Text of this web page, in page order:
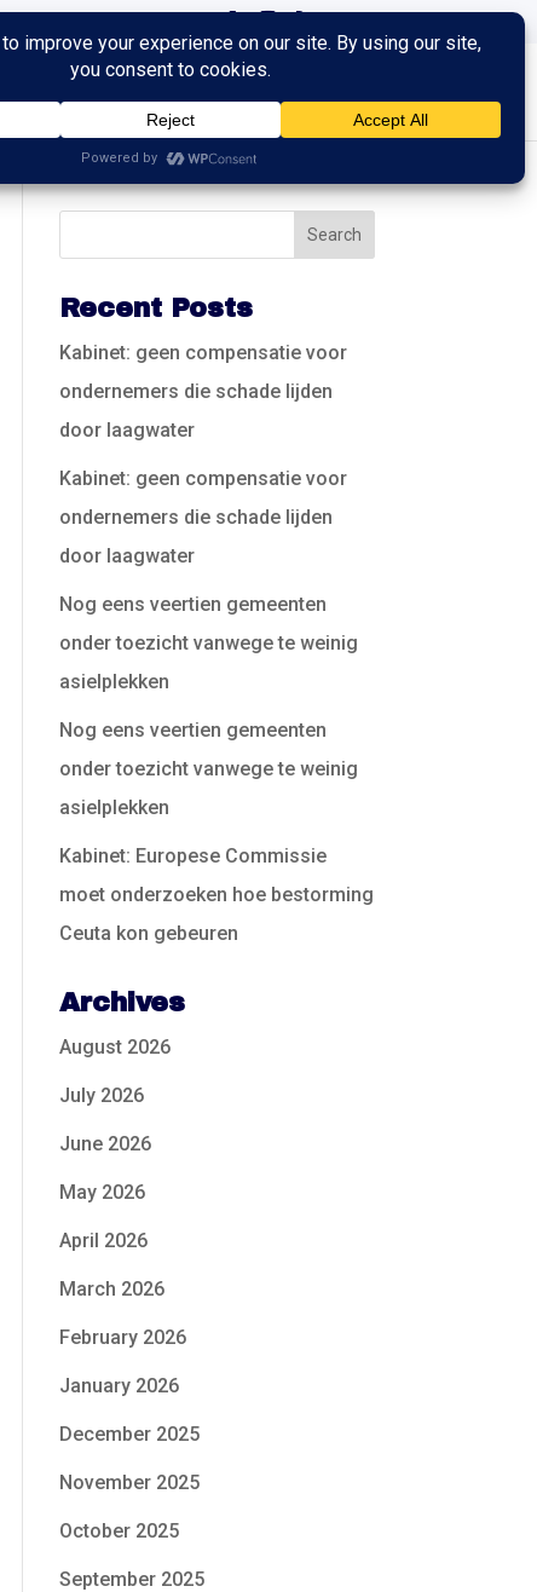
Recent Posts
Kabinet: geen compensatie voor
ondernemers die schade lijden
door laagwater
Kabinet: geen compensatie voor
ondernemers die schade lijden
door laagwater
Nog eens veertien gemeenten
onder toezicht vanwege te weinig
asielplekken
Nog eens veertien gemeenten
onder toezicht vanwege te weinig
asielplekken
Kabinet: Europese Commissie
moet onderzoeken hoe bestorming
Ceuta kon gebeuren
Archives
August 2026
July 2026
June 2026
May 2026
April 2026
March 2026
February 2026
January 2026
December 2025
November 2025
October 2025
September 2025